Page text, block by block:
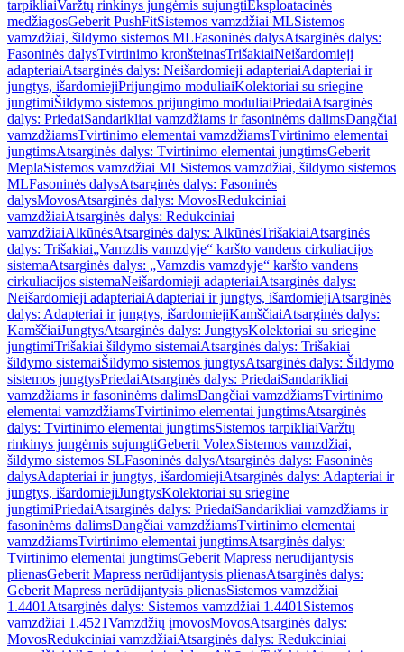
tarpikliaiVaržtų rinkinys jungėmis sujungtiEksploatacinės
medžiagosGeberit PushFitSistemos vamzdžiai MLSistemos
vamzdžiai, šildymo sistemos MLFasoninės dalysAtsarginės dalys:
Fasoninės dalysTvirtinimo kronšteinasTrišakiaiNeišardomieji
adapteriaiAtsarginės dalys: Neišardomieji adapteriaiAdapteriai ir
jungtys, išardomiejiPrijungimo moduliaiKolektoriai su sriegine
jungtimiŠildymo sistemos prijungimo moduliaiPriedaiAtsarginės
dalys: PriedaiSandarikliai vamzdžiams ir fasoninėms dalimsDangčiai
vamzdžiamsTvirtinimo elementai vamzdžiamsTvirtinimo elementai
jungtimsAtsarginės dalys: Tvirtinimo elementai jungtimsGeberit
MeplaSistemos vamzdžiai MLSistemos vamzdžiai, šildymo sistemos
MLFasoninės dalysAtsarginės dalys: Fasoninės
dalysMovosAtsarginės dalys: MovosRedukciniai
vamzdžiaiAtsarginės dalys: Redukciniai
vamzdžiaiAlkūnėsAtsarginės dalys: AlkūnėsTrišakiaiAtsarginės
dalys: Trišakiai„Vamzdis vamzdyje“ karšto vandens cirkuliacijos
sistemaAtsarginės dalys: „Vamzdis vamzdyje“ karšto vandens
cirkuliacijos sistemaNeišardomieji adapteriaiAtsarginės dalys:
Neišardomieji adapteriaiAdapteriai ir jungtys, išardomiejiAtsarginės
dalys: Adapteriai ir jungtys, išardomiejiKamščiaiAtsarginės dalys:
KamščiaiJungtysAtsarginės dalys: JungtysKolektoriai su sriegine
jungtimiTrišakiai šildymo sistemaiAtsarginės dalys: Trišakiai
šildymo sistemaiŠildymo sistemos jungtysAtsarginės dalys: Šildymo
sistemos jungtysPriedaiAtsarginės dalys: PriedaiSandarikliai
vamzdžiams ir fasoninėms dalimsDangčiai vamzdžiamsTvirtinimo
elementai vamzdžiamsTvirtinimo elementai jungtimsAtsarginės
dalys: Tvirtinimo elementai jungtimsSistemos tarpikliaiVaržtų
rinkinys jungėmis sujungtiGeberit VolexSistemos vamzdžiai,
šildymo sistemos SLFasoninės dalysAtsarginės dalys: Fasoninės
dalysAdapteriai ir jungtys, išardomiejiAtsarginės dalys: Adapteriai ir
jungtys, išardomiejiJungtysKolektoriai su sriegine
jungtimiPriedaiAtsarginės dalys: PriedaiSandarikliai vamzdžiams ir
fasoninėms dalimsDangčiai vamzdžiamsTvirtinimo elementai
vamzdžiamsTvirtinimo elementai jungtimsAtsarginės dalys:
Tvirtinimo elementai jungtimsGeberit Mapress nerūdijantysis
plienasGeberit Mapress nerūdijantysis plienasAtsarginės dalys:
Geberit Mapress nerūdijantysis plienasSistemos vamzdžiai
1.4401 Atsarginės dalys: Sistemos vamzdžiai 1.4401 Sistemos
vamzdžiai 1.4521Vamzdžių įmovosMovosAtsarginės dalys:
MovosRedukciniai vamzdžiaiAtsarginės dalys: Redukciniai